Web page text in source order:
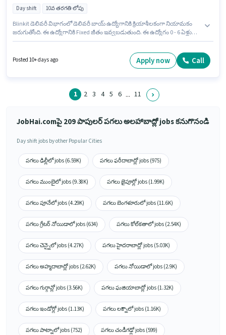
Day shift 10వ తరగతి లోపు
Blinkit డెలివరీ విభాగంలో డెలివరీ బాయ్ ఉద్యోగానికి క్రియాశీలకంగా నియామకం
జరుగుతోంది. ఈ ఉద్యోగానికి Fixed జీతం ఇవ్వబడుతుంది. ఈ ఉద్యోగం 0 - 6 ఏళ్లు
shift మరియు వారానికి 6 days working ఉంటాయి. ఈ ఉద్యోగానికి Bike కలిగి
Posted 10+ days ago Apply now Call
1 2 3 4 5 6 ... 11
JobHai.comపై 209 పాపులర్ పగలు అలహాబాద్లో jobs కనుగొనండి
Day shift jobs by other Popular Cities
పగలు ఢిల్లీలో jobs (6.59K) పగలు ఫరీదాబాద్లో jobs (975)
పగలు ముంబైలో jobs (9.38K) పగలు జైపూర్లో jobs (1.99K)
పగలు పూనేలో jobs (4.29K) పగలు బెంగళూరులో jobs (11.6K)
పగలు గ్రేటర్ నోయిడాలో jobs (634) పగలు కోల్‌కతాలో jobs (2.54K)
పగలు చెన్నైలో jobs (4.27K) పగలు హైదరాబాద్లో jobs (5.03K)
పగలు అహ్మదాబాద్లో jobs (2.62K) పగలు నోయిడాలో jobs (2.9K)
పగలు గుర్గావ్లో jobs (3.56K) పగలు ఘజియాబాద్లో jobs (1.32K)
పగలు ఇండోర్లో jobs (1.13K) పగలు లక్నౌలో jobs (1.16K)
పగలు పాట్నాలో jobs (752) పగలు చండీగఢ్లో jobs (599)